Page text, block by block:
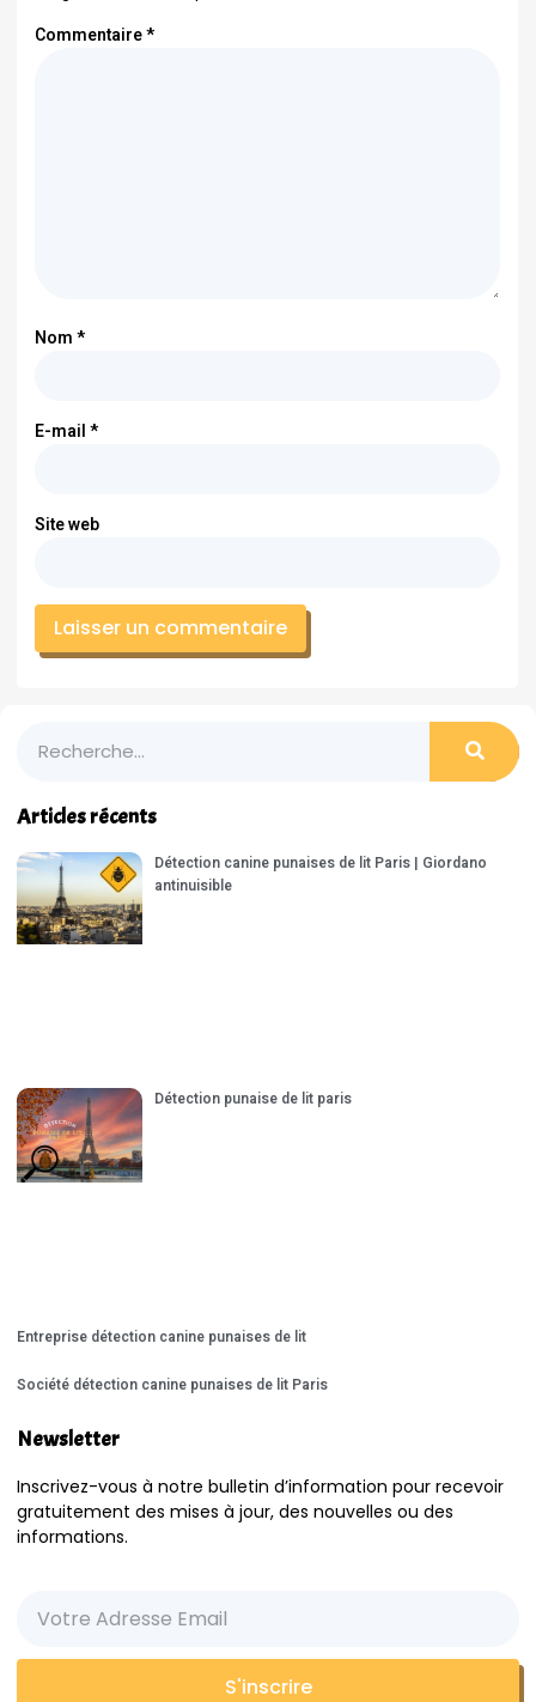
Commentaire*
Nom*
E-mail*
Site web
Articles récents
Détection canine punaises de lit Paris | Giordano
antinuisible
Détection punaise de lit paris
Entreprise détection canine punaises de lit
Société détection canine punaises de lit Paris
Newsletter
Inscrivez-vous à notre bulletin d’information pour recevoir
gratuitement des mises à jour, des nouvelles ou des
informations.
S'inscrire